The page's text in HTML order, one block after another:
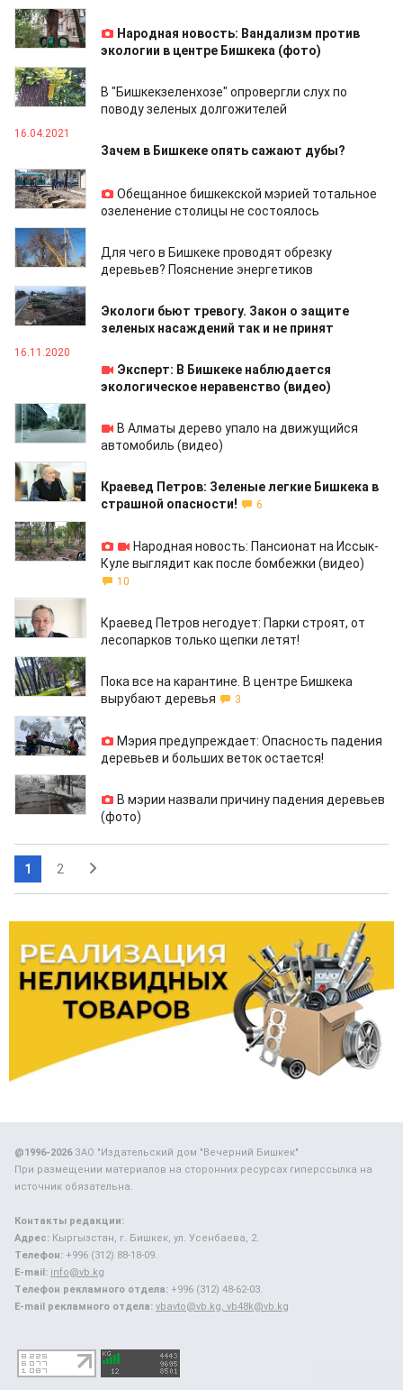
07.07.2021
Народная новость: Вандализм против
экологии в центре Бишкека (фото)
09.06.2021
В "Бишкекзеленхозе" опровергли слух по
поводу зеленых долгожителей
16.04.2021
Зачем в Бишкеке опять сажают дубы?
12.04.2021
Обещанное бишкекской мэрией тотальное
озеленение столицы не состоялось
10.03.2021
Для чего в Бишкеке проводят обрезку
деревьев? Пояснение энергетиков
12.02.2021
Экологи бьют тревогу. Закон о защите
зеленых насаждений так и не принят
16.11.2020
Эксперт: В Бишкеке наблюдается
экологическое неравенство (видео)
28.07.2020
В Алматы дерево упало на движущийся
автомобиль (видео)
10.07.2020
Краевед Петров: Зеленые легкие Бишкека в
страшной опасности!
6
04.06.2020
Народная новость: Пансионат на Иссык-
Куле выглядит как после бомбежки (видео)
10
22.05.2020
Краевед Петров негодует: Парки строят, от
лесопарков только щепки летят!
20.04.2020
Пока все на карантине. В центре Бишкека
вырубают деревья
3
10.04.2020
Мэрия предупреждает: Опасность падения
деревьев и больших веток остается!
09.04.2020
В мэрии назвали причину падения деревьев
(фото)
1 2
@1996-2026ЗАО "Издательский дом "Вечерний Бишкек"
При размещении материалов на сторонних ресурсах гиперссылка на
источник обязательна.
Контакты редакции:
Адрес: Кыргызстан, г. Бишкек, ул. Усенбаева, 2.
Телефон: +996 (312) 88-18-09.
E-mail: info@vb.kg
Телефон рекламного отдела: +996 (312) 48-62-03.
E-mail рекламного отдела: vbavto@vb.kg, vb48k@vb.kg